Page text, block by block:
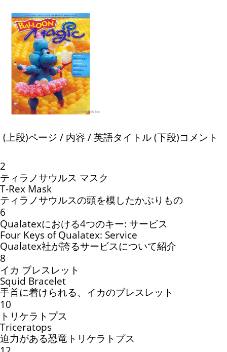
(上段)ページ / 内容 / 英語タイトル (下段)コメント
2
ティラノサウルス マスク
T-Rex Mask
ティラノサウルスの頭を模したかぶりもの
6
Qualatexにおける4つのキー: サービス
Four Keys of Qualatex: Service
Qualatex社が誇るサービスについて紹介
8
イカ ブレスレット
Squid Bracelet
手首に着けられる、イカのブレスレット
10
トリケラトプス
Triceratops
迫力がある恐竜トリケラトプス